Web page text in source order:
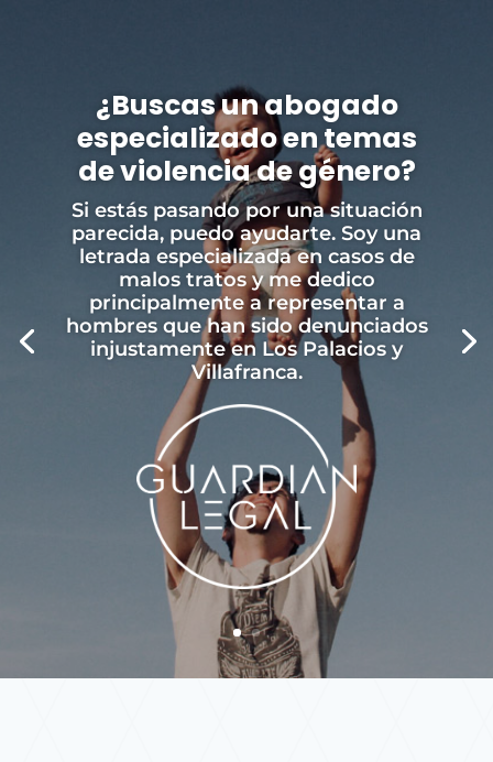
¿Buscas un abogado
especializado en temas
de violencia de género?
Si estás pasando por una situación
parecida, puedo ayudarte. Soy una
letrada especializada en casos de
malos tratos y me dedico
principalmente a representar a
hombres que han sido denunciados
injustamente en Los Palacios y
Villafranca.